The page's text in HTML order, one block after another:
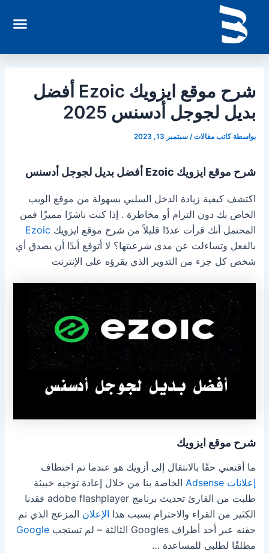
المحتوى
شرح موقع ايزويك Ezoic أفضل
بديل لجوجل أدسنس 2025
بواسطة كاتب مقالات/سبتمبر 13, 2023
شرح موقع ايزويك Ezoic أفضل بديل لجوجل أدسنس
اكتشف كيفية زيادة الدخل السلبي بسهولة من موقع الويب
الخاص بك دون التزام أو مخاطرة . إذا كنت ناشرًا مميزًا فمن
المحتمل أنك قرأت عددًا قليلاً من شرح موقع ايزويك Ezoic
بالفعل وتساءلت عن مدى شرعيتها؟ لا أتوقع أبدًا أن يصدق أي
شخص كل جزء من التدوير الذي يقرؤه على الإنترنت
شرح موقع ايزويك
ما أقنعني حقًا بالانتقال إلى أزويك هو عندما تم اختطاف
إعلانات Adsense الخاصة بنا من خلال إعادة توجيه خبيثة
طلبت من القارئ تحديث برنامج adobe flashplayer
فقدنا
الكثير من القراء والاحترام بسبب هذا الإعلان المزعج الذي تم
حقنه عبر أحد أطراف Googles الثالثة – لم تستجب
Google
مطلقًا لطلبي للمساعدة …